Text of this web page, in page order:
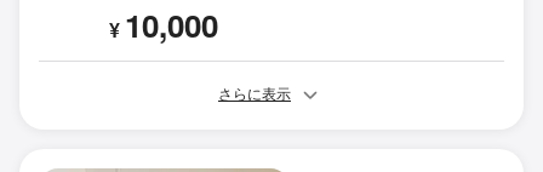
¥ 10,000
さらに表示